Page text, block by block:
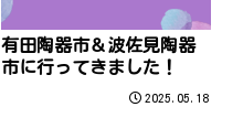
有田陶器市＆波佐見陶器
市に行ってきました！
2025.05.18